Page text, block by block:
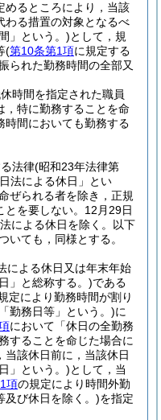
めるところにより，当該
わる措置の対象となるべ
」という。)として，規
(第10条第1項に規定する
られた勤務時間の全部又
時間を指定された職員
，特に勤務することを命
時間においても勤務する
法律(昭和23年法律第
法による休日」とい
ぜられる者を除き，正規
を要しない。 12月29日
による休日を除く。以下
いても，同様とする。
による休日又は年末年始
」と総称する。)である
定により勤務時間が割り
勤務日等」という。)に
において「休日の全勤務
することを命じた場合に
当該休日前に，当該休日
」という。)として，当
項の規定により時間外勤
及び休日を除く。)を指定